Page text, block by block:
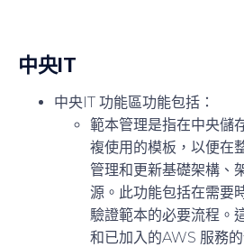
中央IT
中央IT 功能區功能包括：
範本管理是指在中央儲
複使用的模板，以便在
管理和更新基礎架構、
源。此功能包括在需要
驗證範本的必要流程。
和已加入的AWS 服務